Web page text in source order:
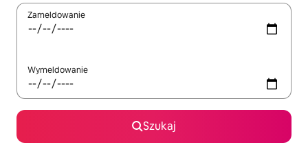
Zameldowanie
Wymeldowanie
Szukaj